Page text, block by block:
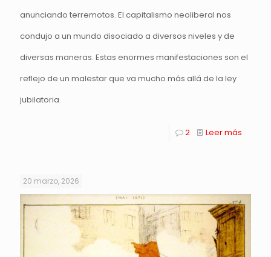
anunciando terremotos. El capitalismo neoliberal nos
condujo a un mundo disociado a diversos niveles y de
diversas maneras. Estas enormes manifestaciones son el
reflejo de un malestar que va mucho más allá de la ley
jubilatoria.
2 Leer más
20 marzo, 2026